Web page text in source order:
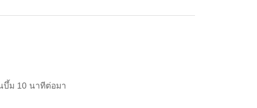
บึ้ม 10 นาทีต่อมา